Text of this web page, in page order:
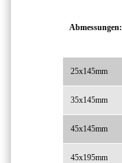
Abmessungen:
25x145mm
35x145mm
45x145mm
45x195mm